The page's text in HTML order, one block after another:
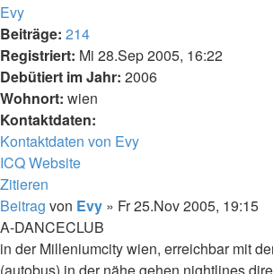
Evy
Beiträge: 214
Registriert: Mi 28.Sep 2005, 16:22
Debütiert im Jahr: 2006
Wohnort: wien
Kontaktdaten:
Kontaktdaten von Evy
ICQWebsite
Zitieren
Beitrag von Evy » Fr 25.Nov 2005, 19:15
A-DANCECLUB
in der Milleniumcity wien, erreichbar mit
(autobus) in der nähe gehen nightlines